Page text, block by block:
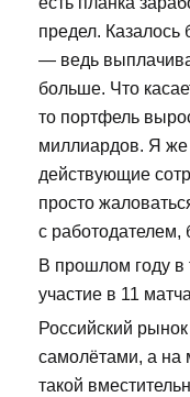
предел. Казалось
— ведь
больше. Что
то портфель
миллиардов. Я же
действующие
просто
с работодателем,
В прошлом году в
участие в 11
Российский
самолётами, а
такой